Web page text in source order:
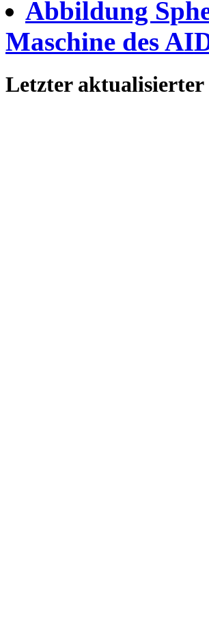
Abbildung
Maschine des
Letzter aktualisierter